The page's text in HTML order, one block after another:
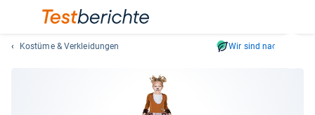
Kostüme & Verkleidungen Wir sind nachhaltig